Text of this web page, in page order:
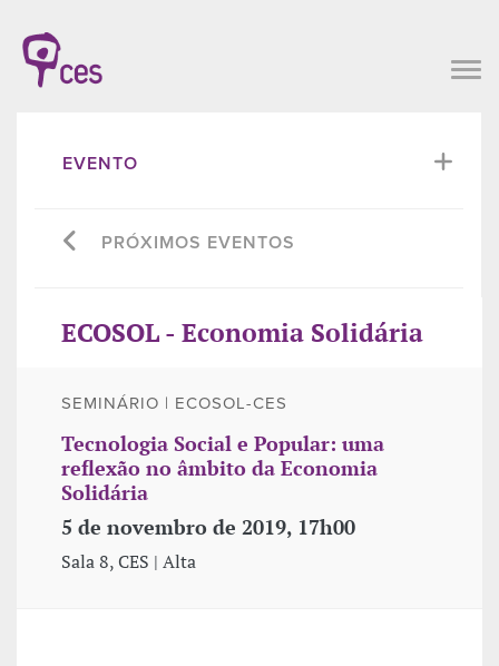
EVENTO
PRÓXIMOS EVENTOS
ECOSOL - Economia Solidária
SEMINÁRIO | ECOSOL-CES
Tecnologia Social e Popular: uma
reflexão no âmbito da Economia
Solidária
5 de novembro de 2019, 17h00
Sala 8, CES | Alta